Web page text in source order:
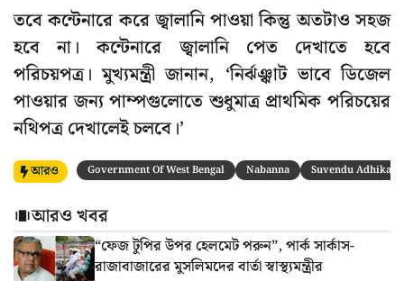
তবে কন্টেনারে করে জ্বালানি পাওয়া কিন্তু অতটাও সহজ
হবে না। কন্টেনারে জ্বালানি পেত দেখাতে হবে
পরিচয়পত্র। মুখ্যমন্ত্রী জানান, ‘নির্ঝঞ্ঝাট ভাবে ডিজেল
পাওয়ার জন্য পাম্পগুলোতে শুধুমাত্র প্রাথমিক পরিচয়ের
নথিপত্র দেখালেই চলবে।’
আরও Government Of West Bengal Nabanna Suvendu Adhikari
আরও খবর
“ফেজ টুপির উপর হেলমেট পরুন”, পার্ক সার্কাস-
রাজাবাজারের মুসলিমদের বার্তা স্বাস্থ্যমন্ত্রীর